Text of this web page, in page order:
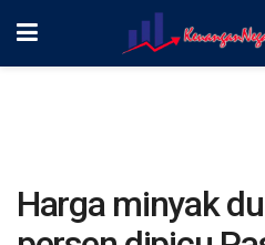
Harga minyak